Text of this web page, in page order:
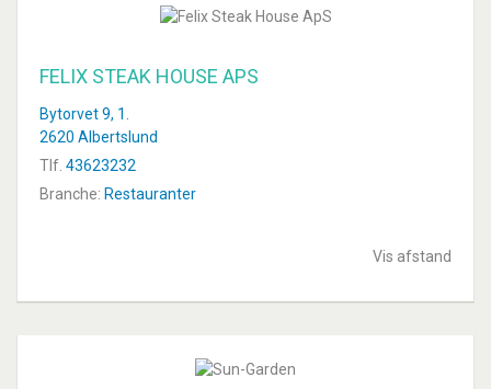
FELIX STEAK HOUSE APS
Bytorvet 9, 1.
2620 Albertslund
Tlf. 43623232
Branche: Restauranter
Vis afstand